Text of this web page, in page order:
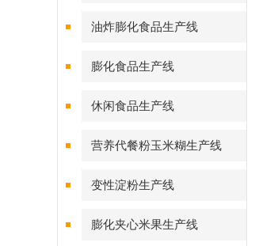
油炸膨化食品生产线
膨化食品生产线
休闲食品生产线
营养代餐粉玉米糊生产线
变性淀粉生产线
膨化夹心米果生产线